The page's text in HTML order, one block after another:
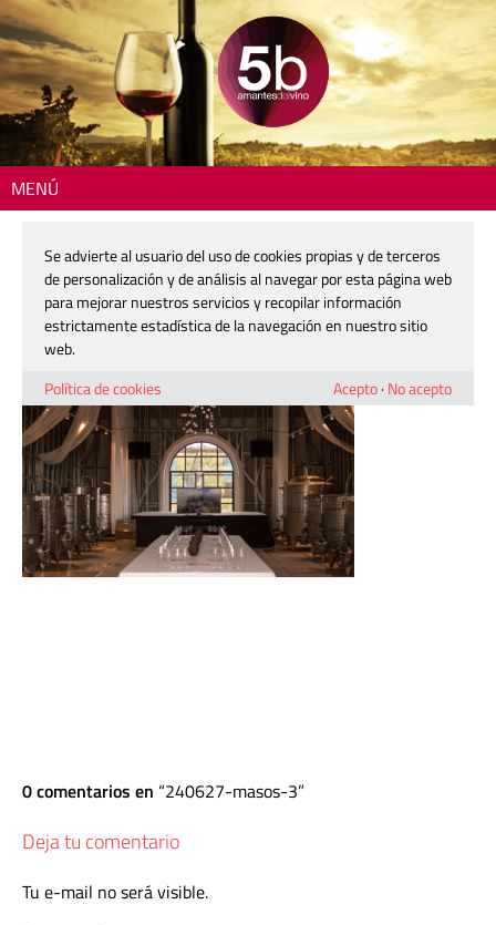
MENÚ
240627-masos-3
1 octubre, 2025
0 comentarios en 240627-masos-3
Deja tu comentario
Tu e-mail no será visible.
Se advierte al usuario del uso de cookies propias y de terceros
de personalización y de análisis al navegar por esta página web
para mejorar nuestros servicios y recopilar información
estrictamente estadística de la navegación en nuestro sitio
web.
Política de cookies
Acepto· No acepto